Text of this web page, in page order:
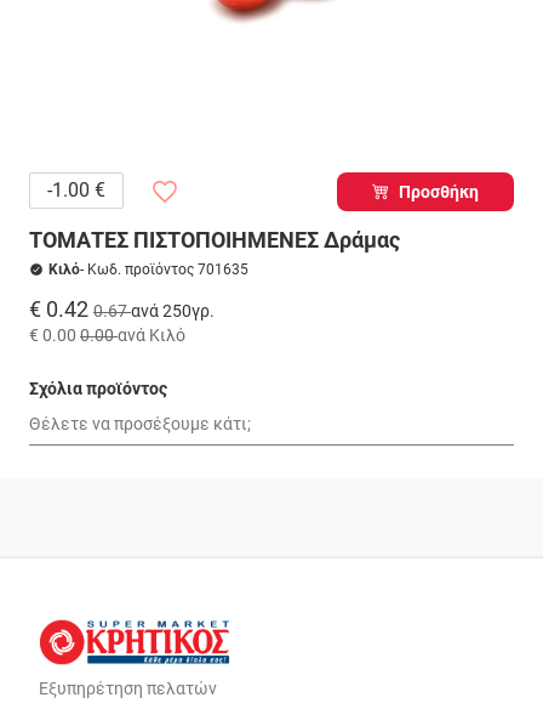
-1.00 € Προσθήκη
ΤΟΜΑΤΕΣ ΠΙΣΤΟΠΟΙΗΜΕΝΕΣ Δράμας
Κιλό- Κωδ. προϊόντος 701635
€ 0.42 0.67ανά 250γρ.
€ 0.00 0.00ανά Κιλό
Σχόλια προϊόντος
Εξυπηρέτηση πελατών